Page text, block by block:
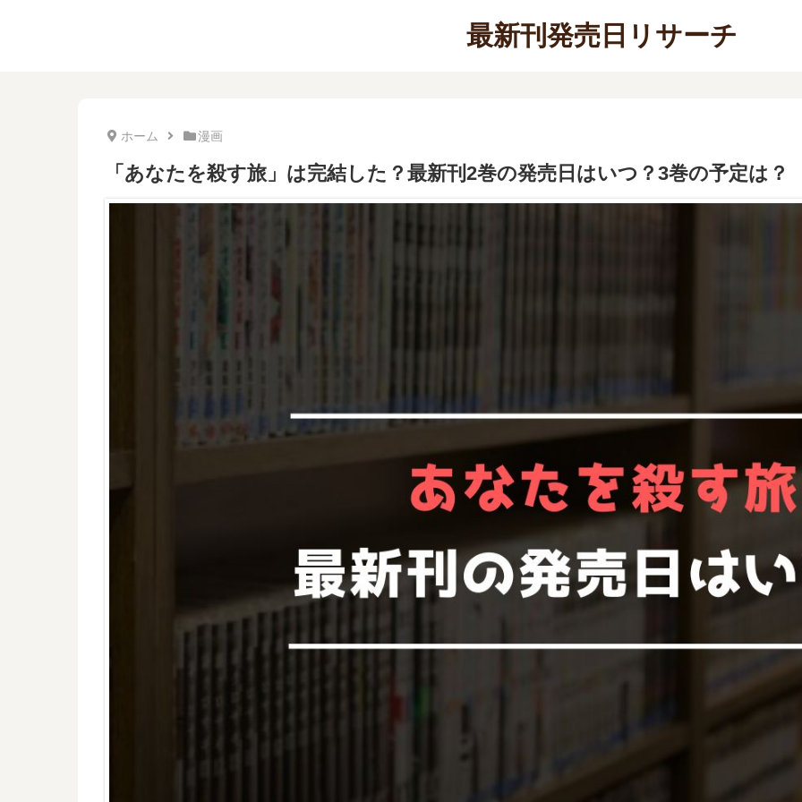
最新刊発売日リサーチ
ホーム 漫画
「あなたを殺す旅」は完結した？最新刊2巻の発売日はいつ？3巻の予定は？